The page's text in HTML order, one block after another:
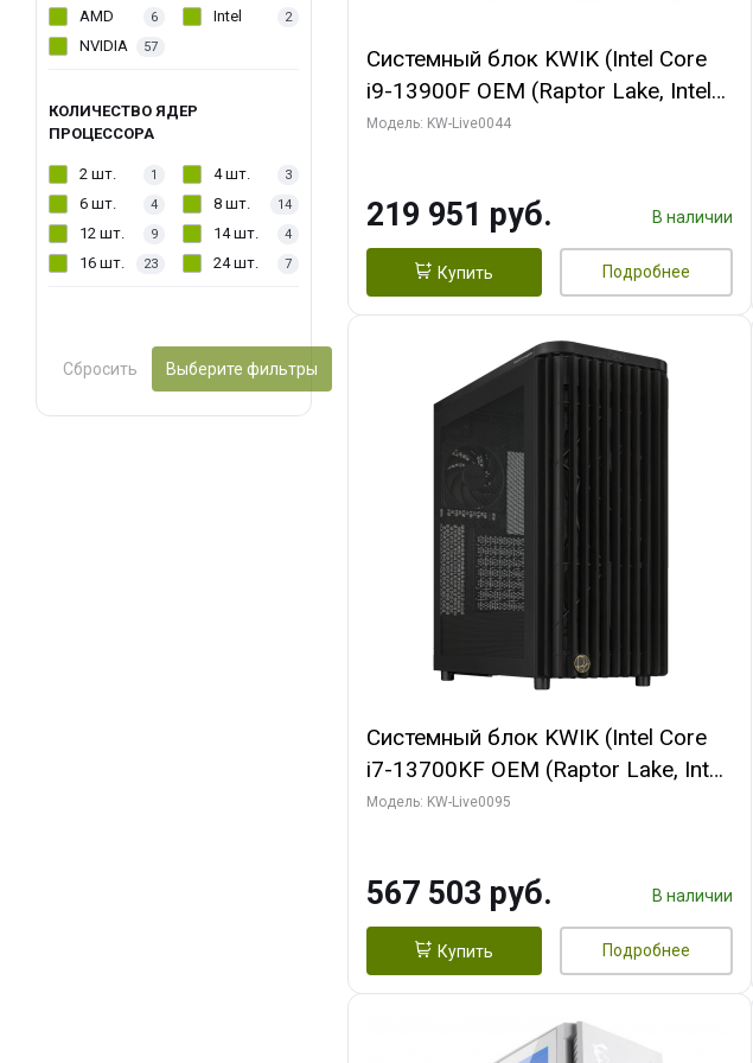
AMD 6 Intel 2
NVIDIA 57
КОЛИЧЕСТВО ЯДЕР
ПРОЦЕССОРА
2 шт. 1 4 шт. 3
6 шт. 4 8 шт. 14
12 шт. 9 14 шт. 4
16 шт. 23 24 шт. 7
Сбросить Выберите фильтры
Системный блок KWIK (Intel Core
i9-13900F OEM (Raptor Lake, Intel
7, Efficient-co/ 32 ГБ ОЗУ (2
HD/ 512 ГБ SSD)
Модель: KW-Live0044
219 951 руб. В наличии
Купить Подробнее
Системный блок KWIK (Intel Core
i7-13700KF OEM (Raptor Lake, Intel
7, C16 8EC/8PC/ 32 ГБ ОЗУ (2
Turbo/ 512 ГБ SSD)
Модель: KW-Live0095
567 503 руб. В наличии
Купить Подробнее